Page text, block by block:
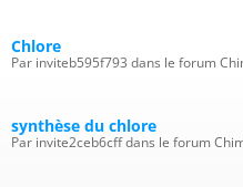
Chlore
Par inviteb595f793 dans le forum
synthèse du chlore
Par invite2ceb6cff dans le forum